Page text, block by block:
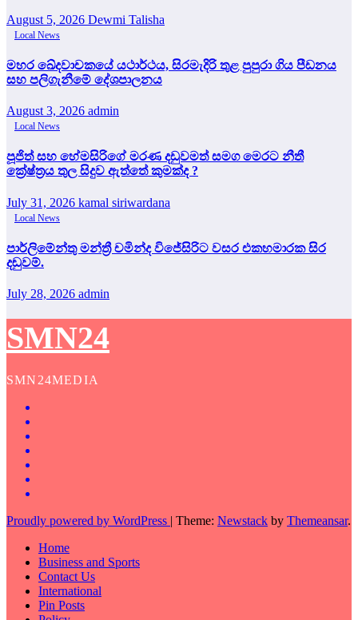
August 5, 2026 Dewmi Talisha
Local News
මහර ඛේදවාචකයේ යථාර්ථය, සිරමැදිරි තුළ පුපුරා ගිය පීඩනය
සහ පලිගැනීමේ දේශපාලනය
August 3, 2026 admin
Local News
පූජිත් සහ හේමසිරිගේ මරණ දඩුවමත් සමග මෙරට නීතී
ක්‍රේෂ්ත්‍රය තුල සිදුව ඇත්තේ කුමක්ද ?
July 31, 2026 kamal siriwardana
Local News
පාර්ලිමේන්තු මන්ත්‍රී චමින්ද විජේසිරිට වසර එකහමාරක සිර
දඬුවම්.
July 28, 2026 admin
SMN24
SMN24MEDIA
Proudly powered by WordPress | Theme: Newstack by Themeansar.
Home
Business and Sports
Contact Us
International
Pin Posts